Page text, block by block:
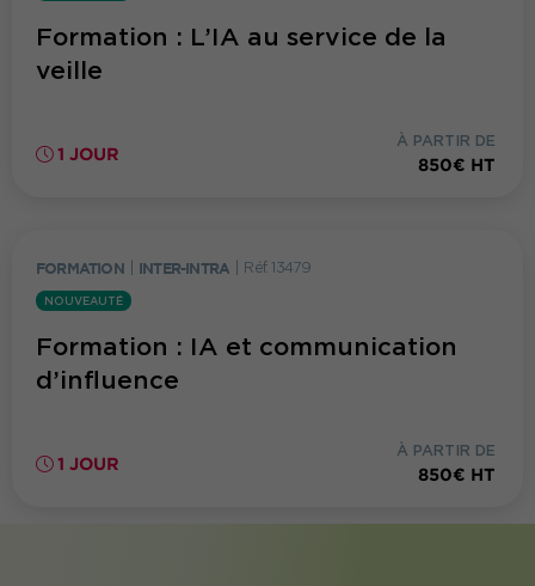
Formation : L’IA au service de la
veille
1 JOUR
À PARTIR DE
850€ HT
FORMATION INTER-INTRA Réf. 13479
NOUVEAUTÉ
Formation : IA et communication
d’influence
1 JOUR
À PARTIR DE
850€ HT